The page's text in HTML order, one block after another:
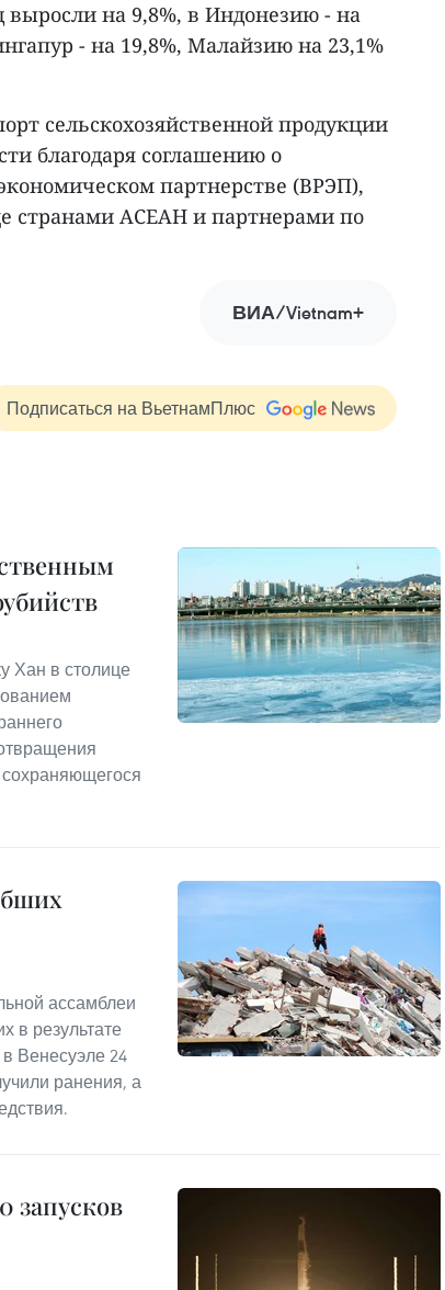
выросли на 9,8%, в Индонезию - на
- на 19,8%, Малайзию на 23,1%
сельскохозяйственной продукции
благодаря соглашению о
партнерстве (ВРЭП),
странами АСЕАН и партнерами по
ВИА/Vietnam+
Подписаться на ВьетнамПлюс
Хан в столице
ассамблеи
в результате
Венесуэле 24
ранения, а
запусков